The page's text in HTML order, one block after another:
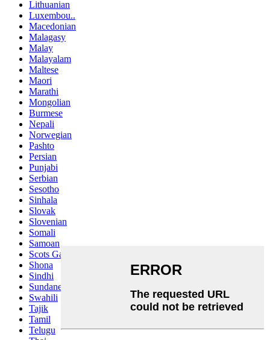
Lithuanian
Luxembou..
Macedonian
Malagasy
Malay
Malayalam
Maltese
Maori
Marathi
Mongolian
Burmese
Nepali
Norwegian
Pashto
Persian
Punjabi
Serbian
Sesotho
Sinhala
Slovak
Slovenian
Somali
Samoan
Scots Gaelic
Shona
Sindhi
Sundanese
Swahili
Tajik
Tamil
Telugu